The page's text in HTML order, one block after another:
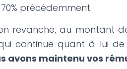
précédemment.
revanche, au montant
continue quant à lui de
avons maintenu vos